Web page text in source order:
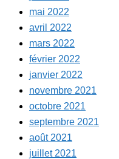
mai 2022
avril 2022
mars 2022
février 2022
janvier 2022
novembre 2021
octobre 2021
septembre 2021
août 2021
juillet 2021